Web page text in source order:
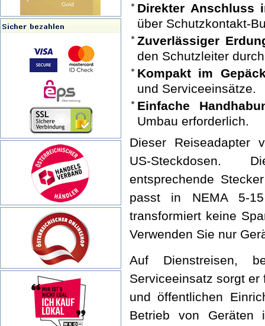
Direkter Anschluss
über Schutzkontakt-
Zuverlässiger
den Schutzleiter
Kompakt im
und Serviceeinsätze.
Einfache
Umbau erforderlich.
Dieser Reiseadapter
US-Steckdosen.
entsprechende
passt in NEMA 5-
transformiert keine
Verwenden Sie nur
Auf Dienstreisen,
Serviceeinsatz sorgt
und öffentlichen
Betrieb von Geräten